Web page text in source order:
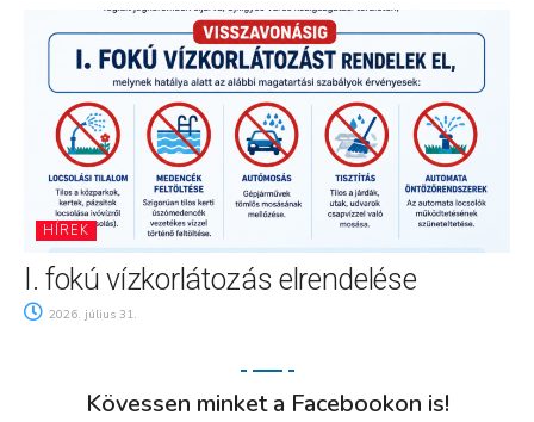
HÍREK
I. fokú vízkorlátozás elrendelése
2026. július 31.
Kövessen minket a Facebookon is!